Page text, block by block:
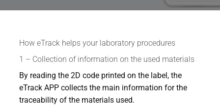
How eTrack helps your laboratory procedures
1 – Collection of information on the used materials
By reading the 2D code printed on the label, the
eTrack APP collects the main information for the
traceability of the materials used.